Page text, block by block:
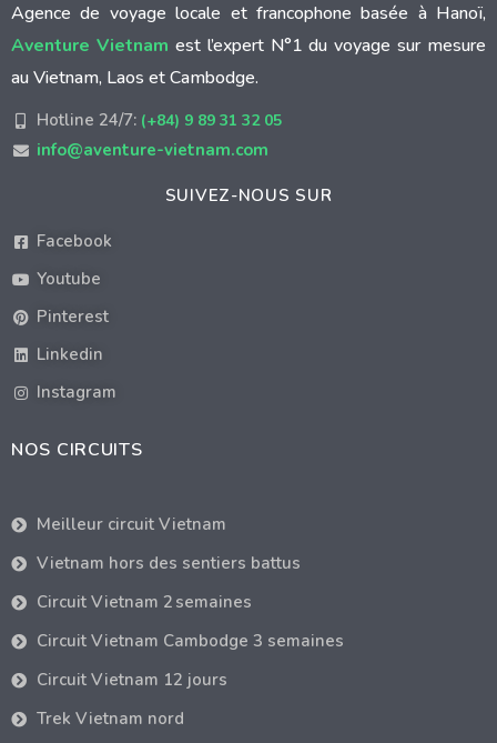
Agence de voyage locale et francophone basée à Hanoï,
Aventure Vietnam est l’expert N°1 du voyage sur mesure
au Vietnam, Laos et Cambodge.
Hotline 24/7: (+84) 9 89 31 32 05
info@aventure-vietnam.com
SUIVEZ-NOUS SUR
Facebook
Youtube
Pinterest
Linkedin
Instagram
NOS CIRCUITS
Meilleur circuit Vietnam
Vietnam hors des sentiers battus
Circuit Vietnam 2 semaines
Circuit Vietnam Cambodge 3 semaines
Circuit Vietnam 12 jours
Trek Vietnam nord